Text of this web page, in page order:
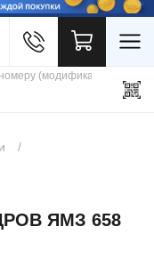
ЯМЗ 658